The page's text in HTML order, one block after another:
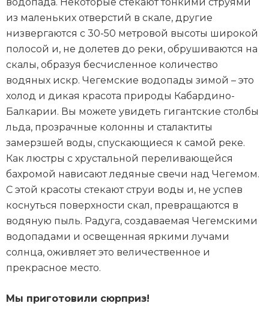
из маленьких отверстий в скале, другие
низвергаются с 30-50 метровой высоты широкой
полосой и, не долетев до реки, обрушиваются на
скалы, образуя бесчисленное количество
водяных искр. Чегемские водопады зимой – это
холод и дикая красота природы Кабардино-
Балкарии. Вы можете увидеть гигантские столбы
льда, прозрачные колонны и сталактиты
замерзшей воды, спускающиеся к самой реке.
Как люстры с хрустальной переливающейся
бахромой нависают ледяные свечи над Чегемом.
С этой красоты стекают струи воды и, не успев
коснуться поверхности скал, превращаются в
водяную пыль. Радуга, создаваемая Чегемскими
водопадами и освещенная яркими лучами
солнца, оживляет это величественное и
прекрасное место.
Мы приготовили сюрприз!